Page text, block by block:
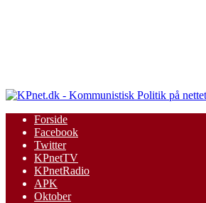
Forside
Facebook
Twitter
KPnetTV
KPnetRadio
APK
Oktober